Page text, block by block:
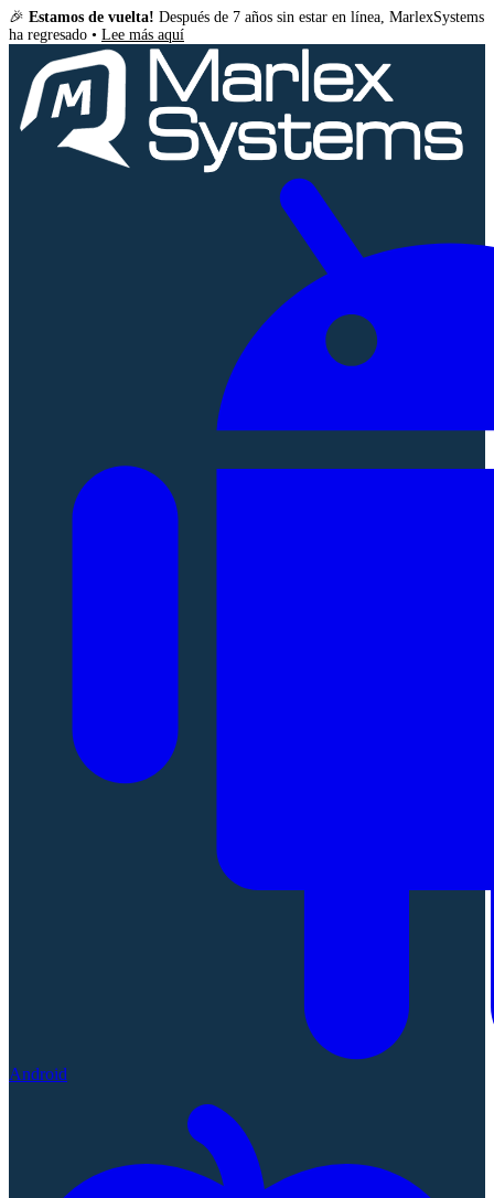
🎉 Estamos de vuelta! Después de 7 años sin estar en línea, MarlexSystems
ha regresado • Lee más aquí
Android